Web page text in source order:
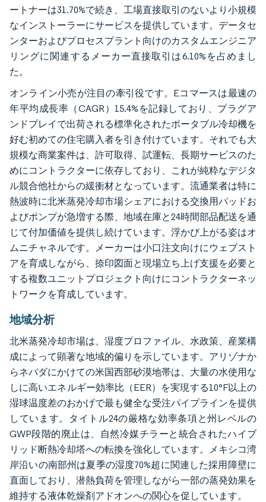
ートナーは31.70%で続き、工場直接取引のないより小規模
なインストーラーにサービスを提供しています。データセ
ンターおよびプロセスプラント向けのカスタムエンジニア
リングに関連するメーカー直接取引は6.10%を占めまし
た。
オンライン小売が注目の牽引役です。Eコマースは最速の
年平均成長率（CAGR）15.4%を記録しており、プラグア
ンドプレイで出荷される標準化されたポータブル冷却機を
好む初めての住宅購入者を引き付けています。それでも大
規模な商業案件は、許可取得、試運転、長期サービスのた
めにコントラクターに依存しており、これが純粋なデジタ
ル競合他社からの緩衝材となっています。流通業者は特に
熱波時に北米蒸発冷却市場シェアにおける交換用パッドお
よびポンプが急増する際、地域在庫と24時間部品配送を通
じて付加価値を提供し続けています。浮かび上がる姿はオ
ムニチャネルです。メーカーは小口注文向けにウェブスト
アを育成しながら、捺印図面と現場立ち上げ支援を必要と
する複数ユニットプロジェクト向けにコントラクターネッ
トワークを育成しています。
地域分析
北米蒸発冷却市場は、湿度プロファイル、水政策、産業構
成によって顕著な地域的偏りを示しています。アリゾナか
らネバダにかけての米国西部砂漠地帯は、大量の水使用な
しに高いエネルギー効率比（EER）を実現する10°F以上の
湿球温度差のおかげで最も健全な受注パイプラインを提供
しています。タイトル24の厳格な効率条項と州レベルの
GWP段階的廃止は、自然冷媒チラーと統合されたハイブ
リッド断熱冷却塔への転換を強化しています。メキシコ湾
岸沿いの南部州は夏季の湿度70%超に関連した採用障壁に
直面しており、潜熱負荷を管理しながら一部の蒸発効果を
維持する液体乾燥剤アドオンへの関心を促しています。